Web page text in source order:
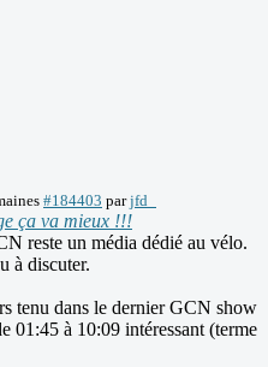
#184403 parjfd_
ça va mieux !!!
reste un média dédié au vélo.
à discuter.
tenu dans le dernier GCN show
01:45 à 10:09 intéressant (terme